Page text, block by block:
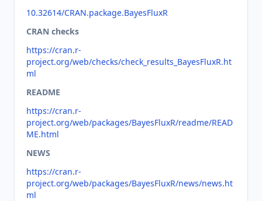
10.32614/CRAN.package.BayesFluxR
CRAN checks
https://cran.r-
project.org/web/checks/check_results_BayesFluxR.ht
ml
README
https://cran.r-
project.org/web/packages/BayesFluxR/readme/READ
ME.html
NEWS
https://cran.r-
project.org/web/packages/BayesFluxR/news/news.ht
ml